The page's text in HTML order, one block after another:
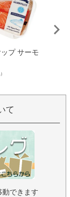
プ サーモ
て
できます